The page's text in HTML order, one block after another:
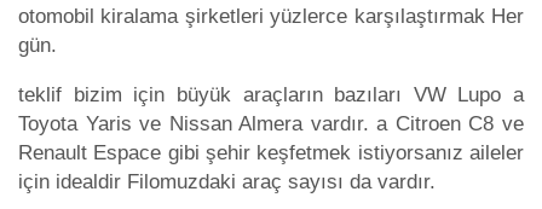
otomobil kiralama şirketleri yüzlerce karşılaştırmak Her
gün.
teklif bizim için büyük araçların bazıları VW Lupo a
Toyota Yaris ve Nissan Almera vardır. a Citroen C8 ve
Renault Espace gibi şehir keşfetmek istiyorsanız aileler
için idealdir Filomuzdaki araç sayısı da vardır.